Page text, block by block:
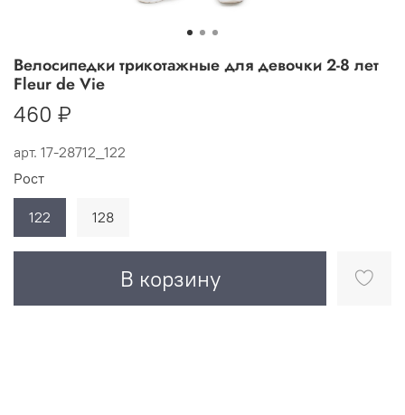
арт. 17-28712_122
Велосипедки трикотажные для девочки 2-8 лет
Fleur de Vie
460 ₽
В корзину
Рост
122 128